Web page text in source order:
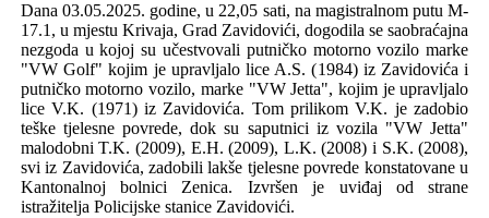
Dana 03.05.2025. godine, u 22,05 sati, na magistralnom putu M-
17.1, u mjestu Krivaja, Grad Zavidovići, dogodila se saobraćajna
nezgoda u kojoj su učestvovali putničko motorno vozilomarke
"VWGolf" kojim je upravljalo lice A.S. (1984)iz Zavidovića i
putničko motorno vozilo, marke "VWJetta", kojim je upravljalo
liceV.K. (1971)iz Zavidovića. Tom prilikom V.K. jezadobio
teške tjelesne povrede, dok su saputnici iz vozila "VWJetta"
malodobniT.K. (2009), E.H. (2009), L.K. (2008) i S.K. (2008),
svi iz Zavidovića, zadobili lakše tjelesne povrede konstatovane u
Kantonalnoj bolnici Zenica. Izvršen je uviđaj od strane
istražitelja Policijske stanice Zavidovići.